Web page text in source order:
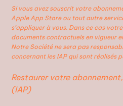
Si vous avez souscrit votre
Apple App Store ou tout autre
s’appliquer à vous. Dans ce cas
documents contractuels en vigueur
Notre Société ne sera pas
concernant les IAP qui sont réalisés
Restaurer votre
(IAP)